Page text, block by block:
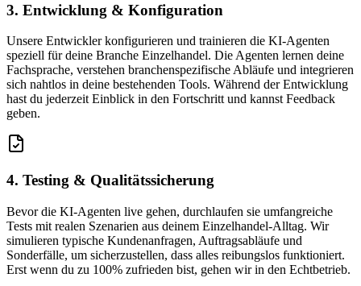
3. Entwicklung & Konfiguration
Unsere Entwickler konfigurieren und trainieren die KI-Agenten
speziell für deine Branche Einzelhandel. Die Agenten lernen deine
Fachsprache, verstehen branchenspezifische Abläufe und integrieren
sich nahtlos in deine bestehenden Tools. Während der Entwicklung
hast du jederzeit Einblick in den Fortschritt und kannst Feedback
geben.
4. Testing & Qualitätssicherung
Bevor die KI-Agenten live gehen, durchlaufen sie umfangreiche
Tests mit realen Szenarien aus deinem Einzelhandel-Alltag. Wir
simulieren typische Kundenanfragen, Auftragsabläufe und
Sonderfälle, um sicherzustellen, dass alles reibungslos funktioniert.
Erst wenn du zu 100% zufrieden bist, gehen wir in den Echtbetrieb.